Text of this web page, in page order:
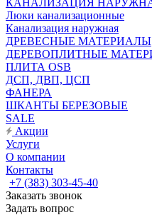
КАНАЛИЗАЦИЯ
Люки канализационные
Канализация наружная
ДРЕВЕСНЫЕ МАТЕРИАЛЫ
ДЕРЕВОПЛИТНЫЕ
ПЛИТА OSB
ДСП, ДВП, ЦСП
ФАНЕРА
ШКАНТЫ БЕРЕЗОВЫЕ
SALE
Акции
Услуги
О компании
Контакты
+7 (383) 303-45-40
Заказать звонок
Задать вопрос